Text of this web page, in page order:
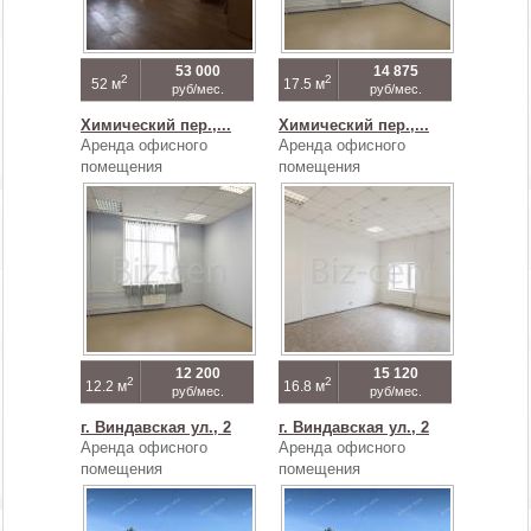
52 м2 53 000
руб/мес. 17.5 м2 14 875
руб/мес.
Химический пер.,...
Аренда офисного
помещения
12.2 м2 12 200
руб/мес.
Химический пер.,...
Аренда офисного
помещения
16.8 м2 15 120
руб/мес.
г. Виндавская ул., 2
Аренда офисного
помещения
г. Виндавская ул., 2
Аренда офисного
помещения